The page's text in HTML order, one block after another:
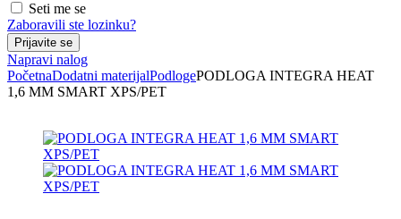
Seti me se
Zaboravili ste lozinku?
Napravi nalog
PočetnaDodatni materijalPodlogePODLOGA INTEGRA HEAT
1,6 MM SMART XPS/PET